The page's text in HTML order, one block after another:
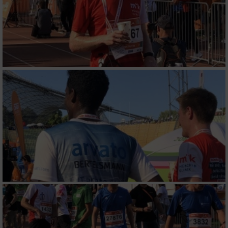
Messung der Werbeleistung
Messung der Performance von Inhalten
Analyse von Zielgruppen durch Statistiken
oder Kombinationen von Daten aus
verschiedenen Quellen
Entwicklung und Verbesserung der Angebote
Verwendung reduzierter Daten zur Auswahl
von Inhalten
IAB-Besonderheiten:
Verwendung genauer Standortdaten
Geräte anhand von aktiv angeforderten
Informationen identifizieren